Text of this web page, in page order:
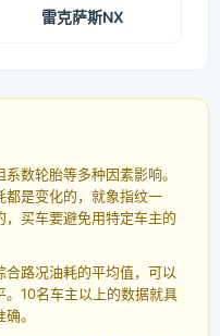
雷克萨斯NX
数轮胎等多种因素影响。
都是变化的，就象指纹一
买车要避免用特定车主的
路况油耗的平均值，可以
10名车主以上的数据就具
。